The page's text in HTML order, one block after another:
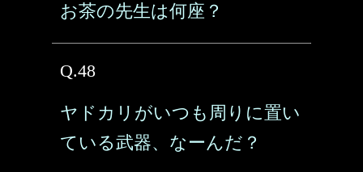
お茶の先生は何座？
Q.48
ヤドカリがいつも周りに置い
ている武器、なーんだ？